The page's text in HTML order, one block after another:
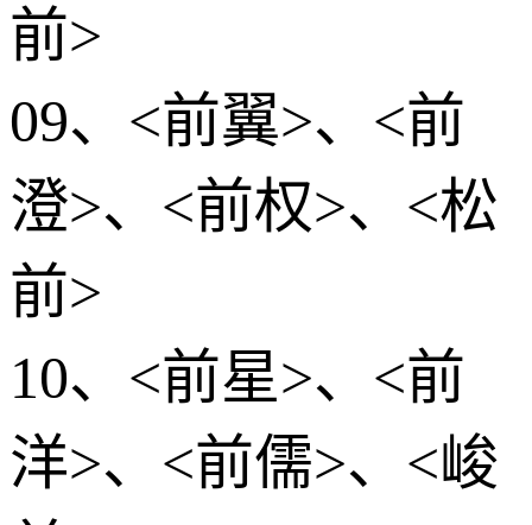
前>
09、<前翼>、<前
澄>、<前权>、<松
前>
10、<前星>、<前
洋>、<前儒>、<峻